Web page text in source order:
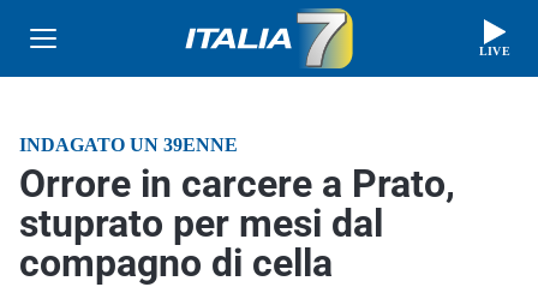
LIVE
INDAGATO UN 39ENNE
Orrore in carcere a Prato,
stuprato per mesi dal
compagno di cella